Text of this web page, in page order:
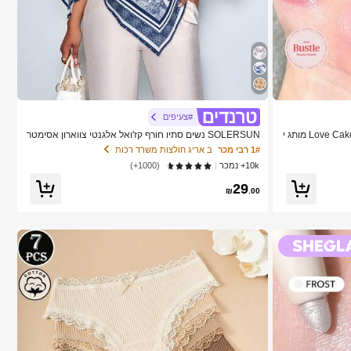
SHEGLAM Color Bloom סומק נוזלי מט-Love Cake מותג י
#צעיפים
SOLERSUN נשים סתיו חורף קז'ואל אלגנטי צווארון אסימטר
י שרוול ארוך חולצה אסימטרית מכפלת אופנתית וינטג' שקיעה
הדפס חג חולצות עם שרוולי עטלף הגעה חדשה רב-תכליתית,
סתיו חורף, נסיעות יומיומיות, יציאה
1# רבי מכר
ב אריג חולצות משרד רכות
10k+ נמכר
(1000+)
₪29.00